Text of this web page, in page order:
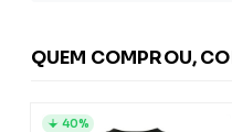
QUEM COMPROU,
40%